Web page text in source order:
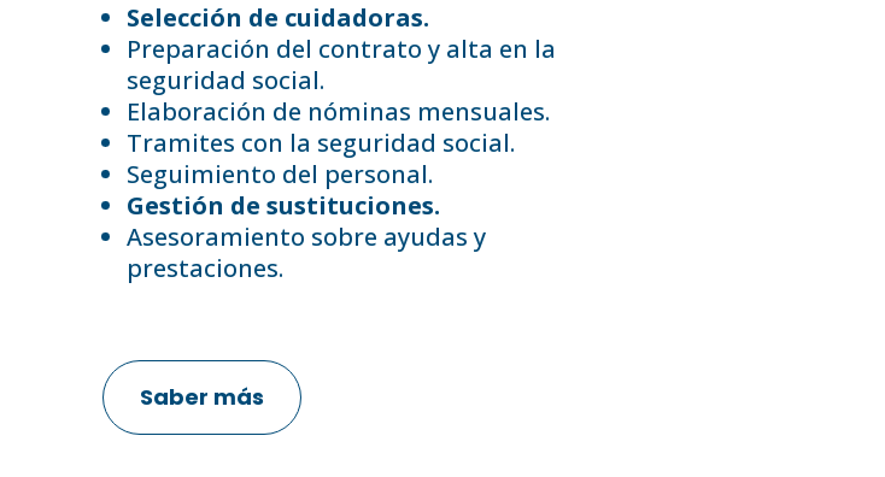
Selección de cuidadoras.
Preparación del contrato y alta en la
seguridad social.
Elaboración de nóminas mensuales.
Tramites con la seguridad social.
Seguimiento del personal.
Gestión de sustituciones.
Asesoramiento sobre ayudas y
prestaciones.
Saber más